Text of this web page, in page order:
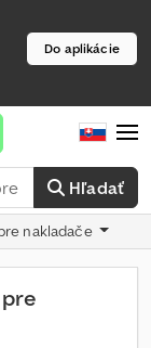
Do aplikácie
Hľadať
nakladače